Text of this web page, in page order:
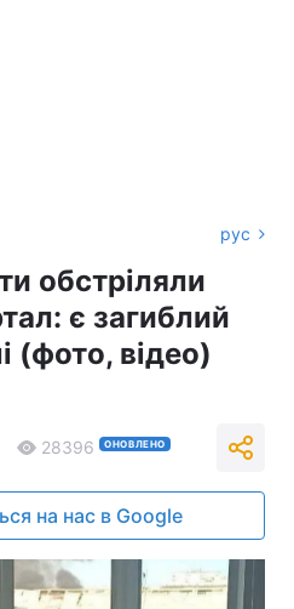
рус
обстріляли
є загиблий
(фото, відео)
28396 ОНОВЛЕНО
на нас в Google